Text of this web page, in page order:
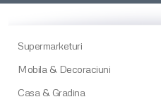
Supermarketuri
Mobila & Decoraciuni
Casa & Gradina